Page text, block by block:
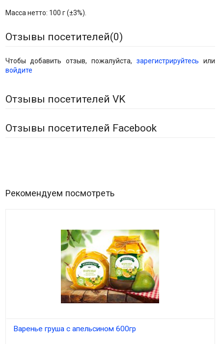
Масса нетто: 100 г (±3%).
Отзывы посетителей(0)
Чтобы добавить отзыв, пожалуйста, зарегистрируйтесь или
войдите
Отзывы посетителей VK
Отзывы посетителей Facebook
Рекомендуем посмотреть
Варенье груша с апельсином 600гр